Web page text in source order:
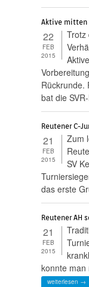
Aktive mitten
22
FEB
2015
Trotz
Rückrunde.
bat die
Reutener C-
21
FEB
2015
Zum
SV
das erste
Reutener AH
21
FEB
2015
konnte man
weiterlesen →